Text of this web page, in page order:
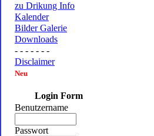
zu Drikung Info
Kalender
Bilder Galerie
Downloads
- - - - - - -
Disclaimer
Neu
Login Form
Benutzername
Passwort